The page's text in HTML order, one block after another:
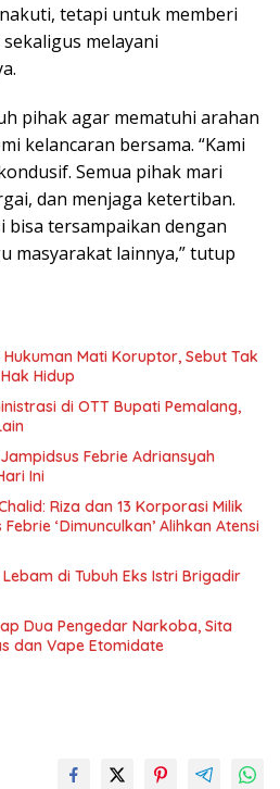
tetapi untuk memberi
melayani
pihak agar mematuhi arahan
kelancaran bersama. “Kami
Semua pihak mari
dan menjaga ketertiban.
bisa tersampaikan dengan
masyarakat lainnya,” tutup
Mati Koruptor, Sebut Tak
Hidup
di OTT Bupati Pemalang,
Febrie Adriansyah
Ini
Riza dan 13 Korporasi Milik
‘Dimunculkan’ Alihkan Atensi
di Tubuh Eks Istri Brigadir
Dua Pengedar Narkoba, Sita
dan Vape Etomidate